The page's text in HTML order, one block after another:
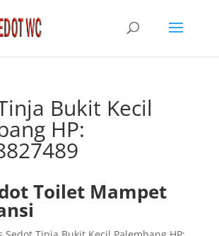
Bukit Kecil
HP:
Toilet Mampet